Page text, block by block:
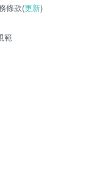
條款(更新)
範